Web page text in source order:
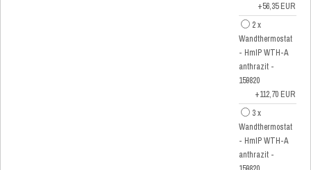
+56,35 EUR
2 x
Wandthermostat
- HmIP WTH-A
anthrazit -
159820
+112,70 EUR
3 x
Wandthermostat
- HmIP WTH-A
anthrazit -